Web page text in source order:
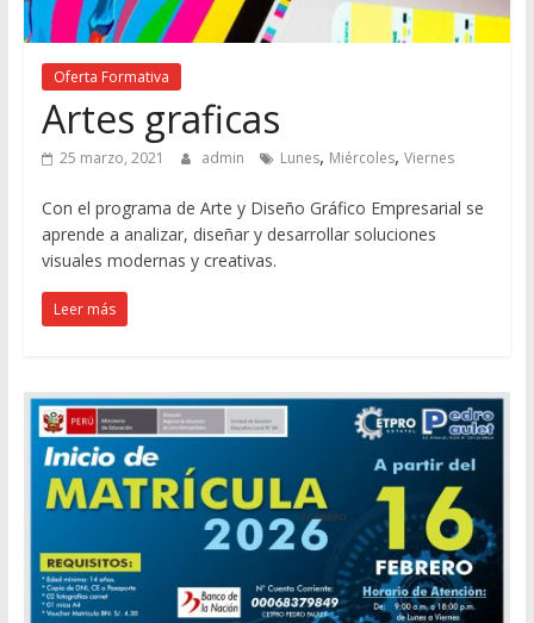
Oferta Formativa
Artes graficas
25 marzo, 2021 admin Lunes, Miércoles, Viernes
Con el programa de Arte y Diseño Gráfico Empresarial se
aprende a analizar, diseñar y desarrollar soluciones
visuales modernas y creativas.
Leer más